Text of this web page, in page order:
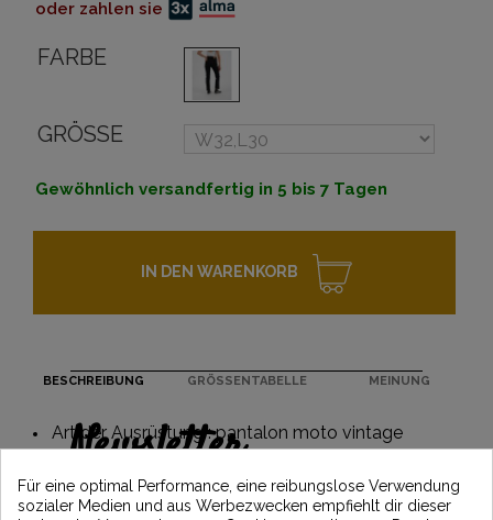
oder zahlen sie
FARBE
GRÖSSE
Gewöhnlich versandfertig in 5 bis 7 Tagen
IN DEN WARENKORB
BESCHREIBUNG GRÖSSENTABELLE MEINUNG
Art der Ausrüstung : pantalon moto vintage
Newsletter
Erhalten Sie 5€ Rabatt auf Ihre erste
Bestellung, indem Sie sich anmelden und
Für eine optimal Performance, eine reibungslose Verwendung
sozialer Medien und aus Werbezwecken empfiehlt dir dieser